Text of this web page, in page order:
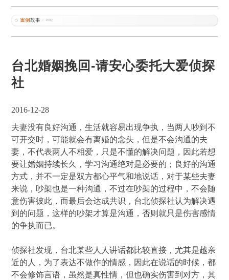
台北婚姻挽回-请安心委托大爱侦探
社
2016-12-28
夫妻没有良好沟通，生活就容易出现争执，当两人吵到不
可开交时，可能就会有离婚的念头，但是不会沟通的夫
妻，不代表两人不相爱，只是不懂的解决问题，因此若想
要让婚姻持续长久，学习沟通绝对是必要的；良好的沟通
方式，并不一定是双方都心平气和地说话，对于某些夫妻
来说，吵架也是一种沟通，不过在吵架的过程中，不会随
意伤害彼此，而最后会达成共识，台北侦探社认为解决遇
到的问题，这样的吵架才算是沟通，否则就只是伤害感情
的争执而已。
侦探社发现，台北某些人人讲话都比较直接，尤其是越亲
近的人，为了表达不做作的情感，因此在说话的时候，都
不会修饰言语，虽然是真性情，但也确实伤害到对方，其